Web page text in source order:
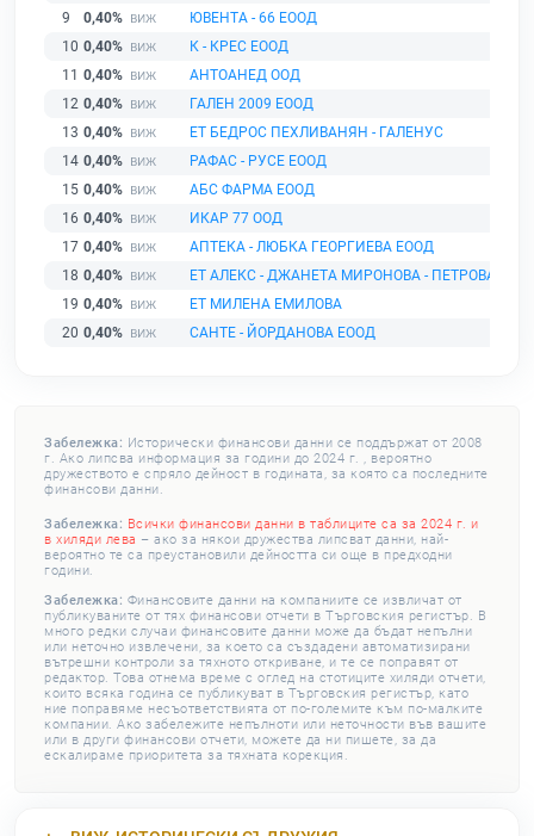
9
0,40%
ЮВЕНТА - 66 ЕООД
10 0,40%
К - КРЕС ЕООД
11 0,40%
АНТОАНЕД ООД
12 0,40%
ГАЛЕН 2009 ЕООД
13 0,40%
ЕТ БЕДРОС ПЕХЛИВАНЯН - ГАЛЕНУС
14 0,40%
РАФАС - РУСЕ ЕООД
15 0,40%
АБС ФАРМА ЕООД
16 0,40%
ИКАР 77 ООД
17 0,40%
АПТЕКА - ЛЮБКА ГЕОРГИЕВА ЕООД
18 0,40%
ЕТ АЛЕКС - ДЖАНЕТА МИРОНОВА - ПЕТРОВА
19 0,40%
ЕТ МИЛЕНА ЕМИЛОВА
20 0,40% САНТЕ - ЙОРДАНОВА ЕООД
Забележка: Исторически финансови данни се поддържат от 2008
г. Ако липсва информация за години до 2024 г. , вероятно
дружеството е спряло дейност в годината, за която са последните
финансови данни.
Забележка: Всички финансови данни в таблиците са за 2024 г. и
в хиляди лева – ако за някои дружества липсват данни, най-
вероятно те са преустановили дейността си още в предходни
години.
Забележка: Финансовите данни на компаниите се извличат от
публикуваните от тях финансови отчети в Търговския регистър. В
много редки случаи финансовите данни може да бъдат непълни
или неточно извлечени, за което са създадени автоматизирани
вътрешни контроли за тяхното откриване, и те се поправят от
редактор. Това отнема време с оглед на стотиците хиляди отчети,
които всяка година се публикуват в Търговския регистър, като
ние поправяме несъответствията от по-големите към по-малките
компании. Ако забележите непълноти или неточности във вашите
или в други финансови отчети, можете да ни пишете, за да
ескалираме приоритета за тяхната корекция.